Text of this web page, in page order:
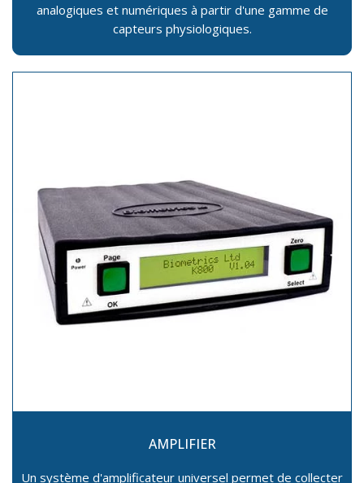
analogiques et numériques à partir d'une gamme de
capteurs physiologiques.
AMPLIFIER
Un système d'amplificateur universel permet de collecter